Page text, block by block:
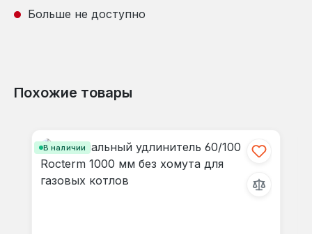
Больше не доступно
Похожие товары
В наличии